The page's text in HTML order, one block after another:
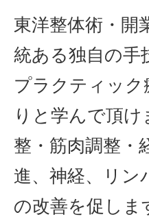
東洋整体術・開
統ある独自の手
プラクティッ
りと学んで頂
整・筋肉調整・
進、神経、リン
の改善を促しま